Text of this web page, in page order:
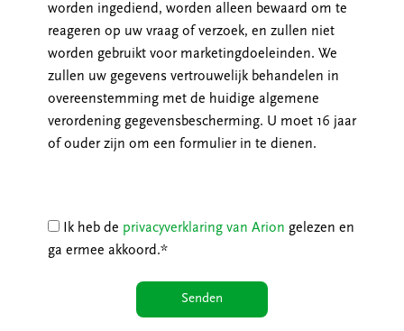
worden ingediend, worden alleen bewaard om te
reageren op uw vraag of verzoek, en zullen niet
worden gebruikt voor marketingdoeleinden. We
zullen uw gegevens vertrouwelijk behandelen in
overeenstemming met de huidige algemene
verordening gegevensbescherming. U moet 16 jaar
of ouder zijn om een formulier in te dienen.
PolicyIk heb de privacyverklaring van Arion gelezen en
ga ermee akkoord.*
Senden